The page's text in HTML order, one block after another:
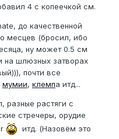
4 с копеечкой см.
до качественной
месцев (бросил, ибо
ну может 0.5 см
на шлюзных затворах
почти все
мумии, клемпа итд...
разные растяги с
стречеры, орудие
итд. (Назовём это